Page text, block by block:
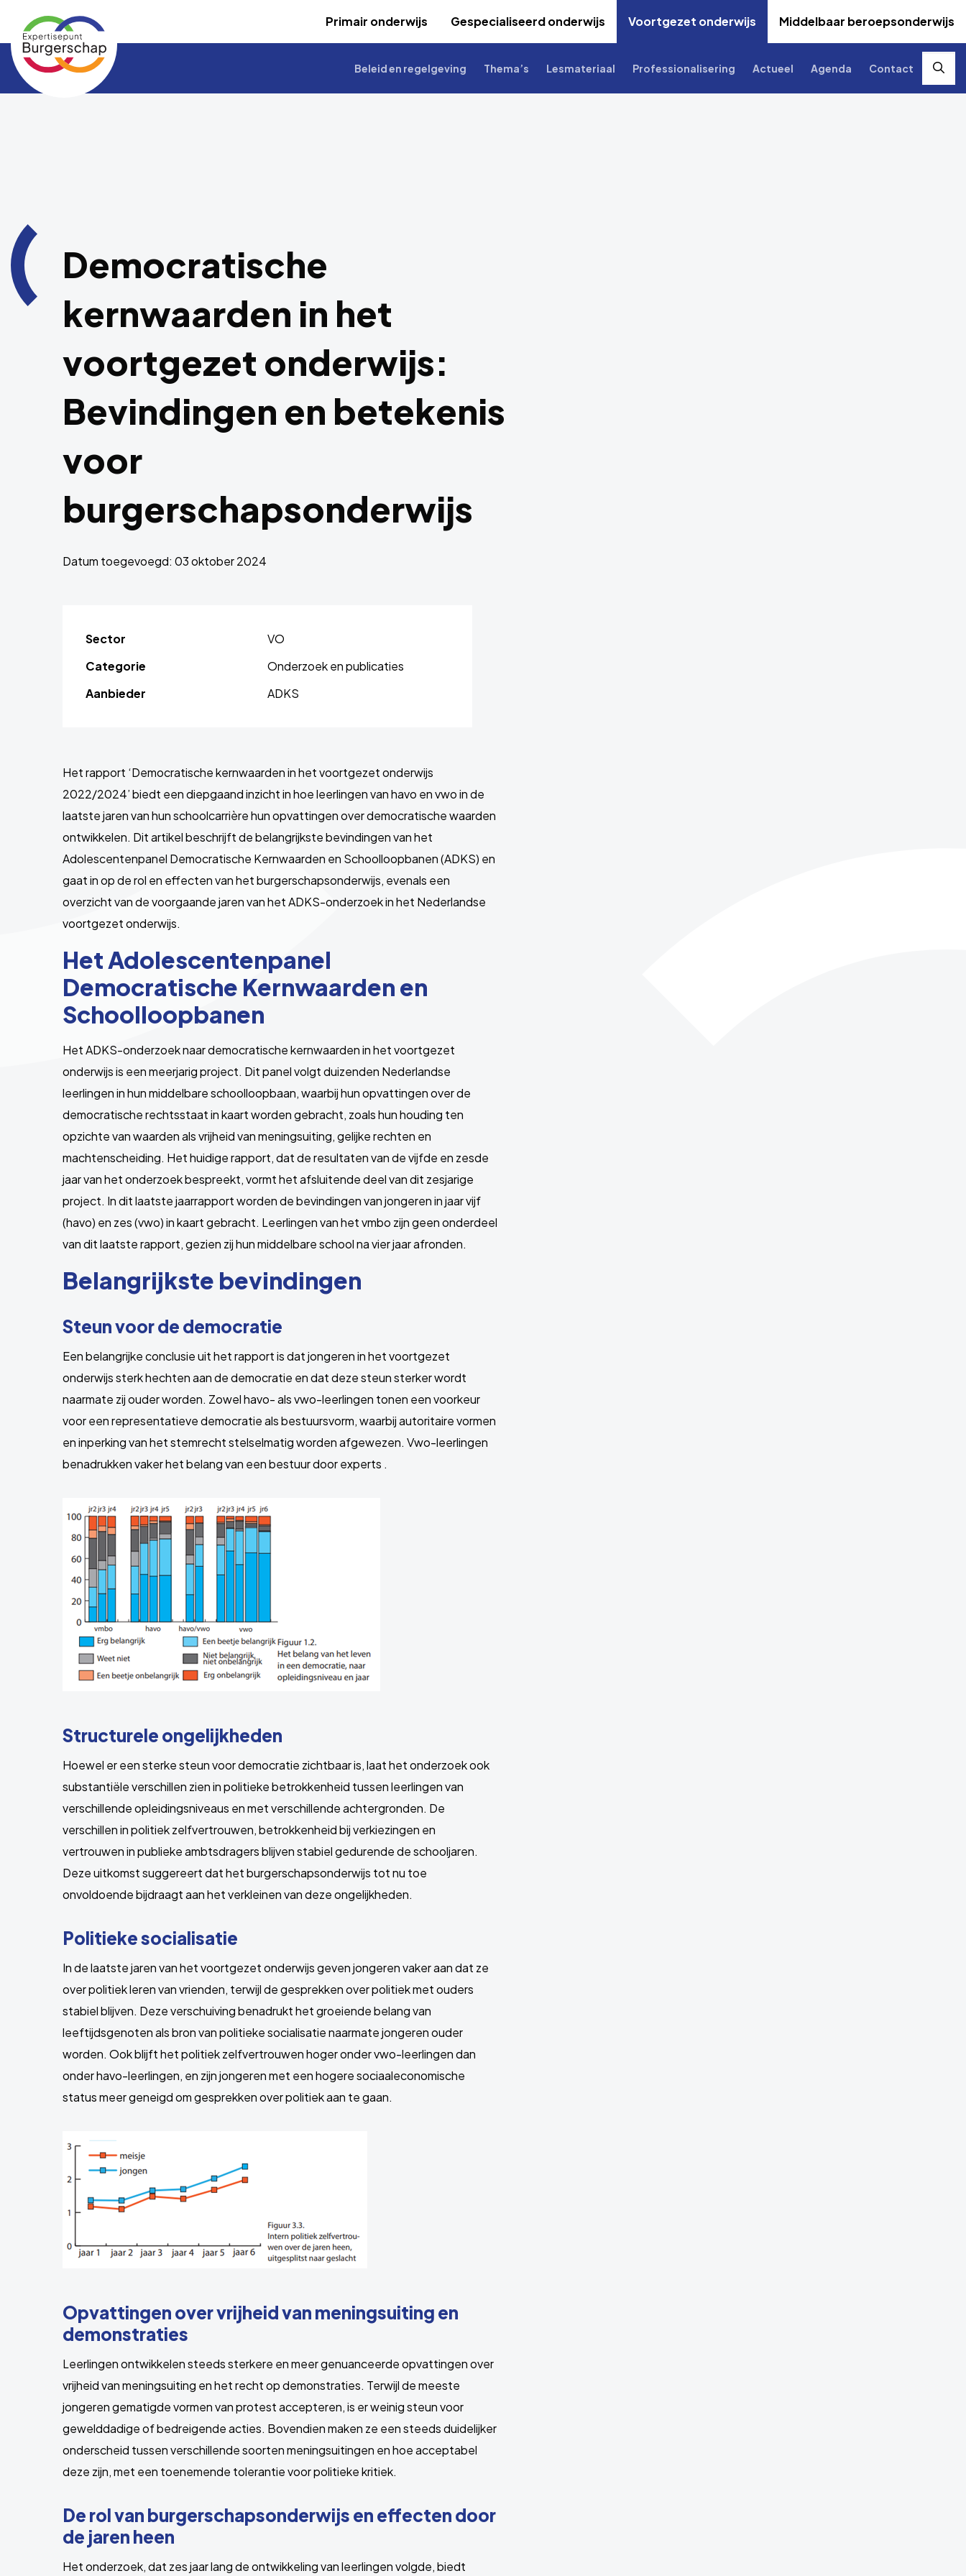
Expertisepunt
Burgerschap
Primair onderwijs Gespecialiseerd onderwijs Voortgezet onderwijs Middelbaar beroepsonderwijs
Beleid en regelgeving Thema’s Lesmateriaal Professionalisering Actueel Agenda Contact
Democratische
kernwaarden in het
voortgezet onderwijs:
Bevindingen en betekenis
voor
burgerschapsonderwijs
Datum toegevoegd: 03 oktober 2024
Sector
VO
Categorie
Onderzoek en publicaties
Aanbieder
ADKS
Het rapport ‘Democratische kernwaarden in het voortgezet onderwijs
2022/2024’ biedt een diepgaand inzicht in hoe leerlingen van havo en vwo in de
laatste jaren van hun schoolcarrière hun opvattingen over democratische waarden
ontwikkelen. Dit artikel beschrijft de belangrijkste bevindingen van het
Adolescentenpanel Democratische Kernwaarden en Schoolloopbanen (ADKS) en
gaat in op de rol en effecten van het burgerschapsonderwijs, evenals een
overzicht van de voorgaande jaren van het ADKS-onderzoek in het Nederlandse
voortgezet onderwijs.
Het Adolescentenpanel
Democratische Kernwaarden en
Schoolloopbanen
Het ADKS-onderzoek naar democratische kernwaarden in het voortgezet
onderwijs is een meerjarig project. Dit panel volgt duizenden Nederlandse
leerlingen in hun middelbare schoolloopbaan, waarbij hun opvattingen over de
democratische rechtsstaat in kaart worden gebracht, zoalshun houding ten
opzichte van waarden als vrijheid van meningsuiting, gelijke rechten en
machtenscheiding. Het huidige rapport, dat de resultaten van de vijfde en zesde
jaar van het onderzoek bespreekt, vormt het afsluitende deel van dit zesjarige
project. In dit laatste jaarrapport worden de bevindingen van jongeren in jaar vijf
(havo) en zes (vwo) in kaart gebracht. Leerlingen van het vmbo zijn geen onderdeel
van dit laatste rapport, gezien zij hun middelbare school na vier jaar afronden.
Belangrijkste bevindingen
Steun voor de democratie
Een belangrijke conclusie uit het rapport is dat jongeren in het voortgezet
onderwijs sterk hechten aan de democratie en dat deze steun sterker wordt
naarmate zij ouder worden. Zowel havo- als vwo-leerlingen tonen een voorkeur
voor een representatieve democratie als bestuursvorm, waarbij autoritaire vormen
en inperking van het stemrecht stelselmatig worden afgewezen. Vwo-leerlingen
benadrukken vaker het belang van een bestuur door experts .
Structurele ongelijkheden
Hoewel er een sterke steun voor democratie zichtbaar is, laat het onderzoek ook
substantiële verschillen zien in politieke betrokkenheid tussen leerlingen van
verschillende opleidingsniveaus en met verschillende achtergronden. De
verschillen in politiek zelfvertrouwen, betrokkenheid bij verkiezingen en
vertrouwen in publieke ambtsdragers blijven stabiel gedurende de schooljaren.
Deze uitkomst suggereert dat het burgerschapsonderwijs tot nu toe
onvoldoende bijdraagt aan het verkleinen van deze ongelijkheden.
Politieke socialisatie
In de laatste jaren van het voortgezet onderwijs geven jongeren vaker aan dat ze
over politiek leren van vrienden, terwijl de gesprekken over politiek met ouders
stabiel blijven. Deze verschuiving benadrukt het groeiende belang van
leeftijdsgenoten als bron van politieke socialisatie naarmate jongeren ouder
worden. Ook blijft het politiek zelfvertrouwen hoger onder vwo-leerlingen dan
onder havo-leerlingen, en zijn jongeren met een hogere sociaaleconomische
status meer geneigd om gesprekken over politiek aan te gaan.
Opvattingen over vrijheid van meningsuiting en
demonstraties
Leerlingen ontwikkelen steeds sterkere en meer genuanceerde opvattingen over
vrijheid van meningsuiting en het recht op demonstraties. Terwijl de meeste
jongeren gematigde vormen van protest accepteren, is er weinig steun voor
gewelddadige of bedreigende acties. Bovendien maken ze een steeds duidelijker
onderscheid tussen verschillende soorten meningsuitingen en hoe acceptabel
deze zijn, met een toenemende tolerantie voor politieke kritiek.
De rol van burgerschapsonderwijs en effecten door
de jaren heen
Het onderzoek, dat zes jaar lang de ontwikkeling van leerlingen volgde, biedt